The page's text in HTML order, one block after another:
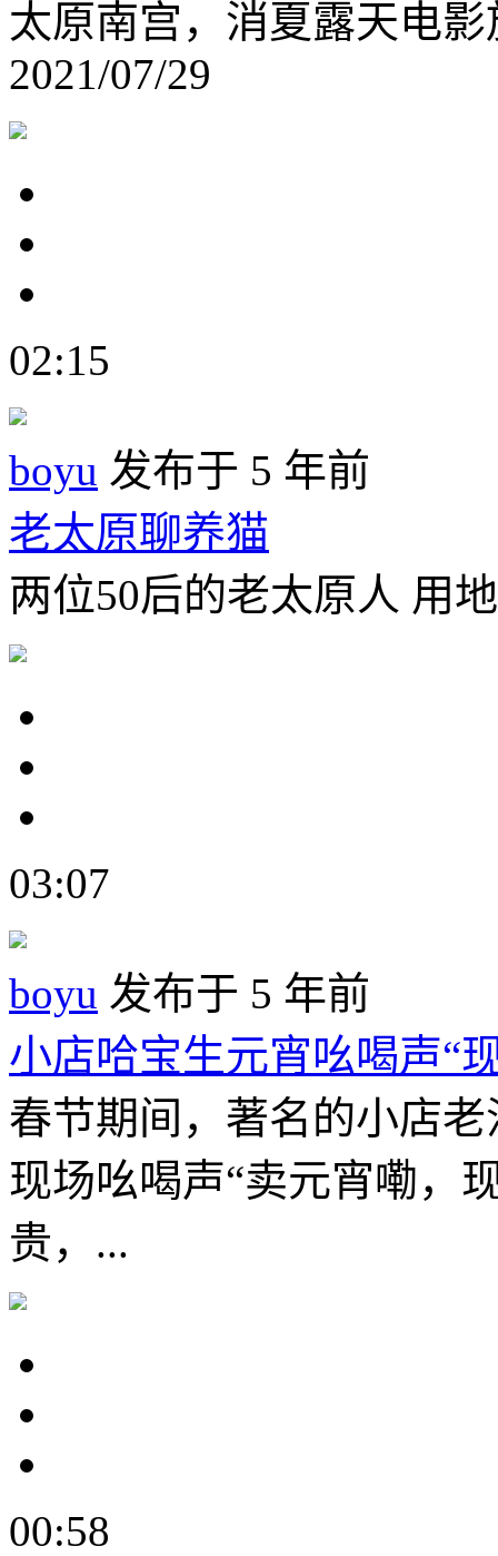
太原南宫，消夏露天电
2021/07/29
02:15
boyu 发布于 5 年前
老太原聊养猫
两位50后的老太原人 用
03:07
boyu 发布于 5 年前
小店哈宝生元宵吆喝声“
春节期间，著名的小店
现场吆喝声“卖元宵嘞，
贵，...
00:58